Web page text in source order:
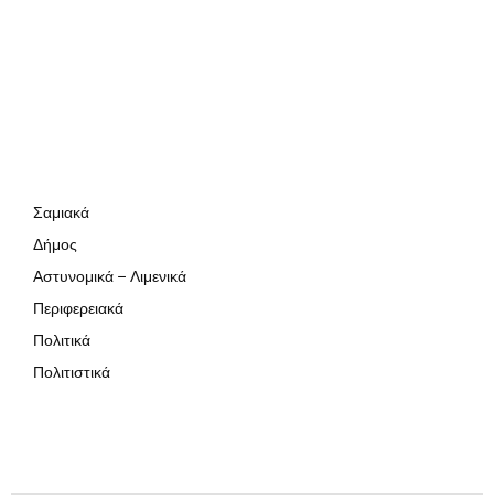
Σαμιακά
Δήμος
Αστυνομικά – Λιμενικά
Περιφερειακά
Πολιτικά
Πολιτιστικά